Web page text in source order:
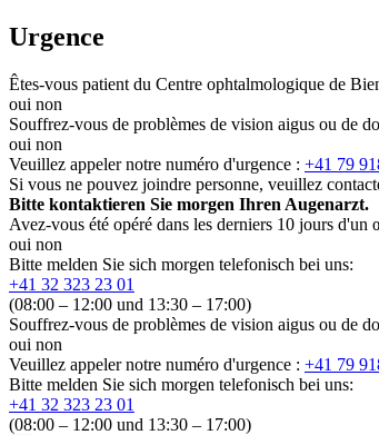
Urgence
Êtes-vous patient du Centre ophtalmologique de
oui non
Souffrez-vous de problèmes de vision aigus ou de
oui non
Veuillez appeler notre numéro d'urgence : +41 79
Si vous ne pouvez joindre personne, veuillez
Bitte kontaktieren Sie morgen Ihren Augenarzt.
Avez-vous été opéré dans les derniers 10 jours d'un
oui non
Bitte melden Sie sich morgen telefonisch bei uns:
+41 32 323 23 01
(08:00 – 12:00 und 13:30 – 17:00)
Souffrez-vous de problèmes de vision aigus ou de
oui non
Veuillez appeler notre numéro d'urgence : +41 79
Bitte melden Sie sich morgen telefonisch bei uns:
+41 32 323 23 01
(08:00 – 12:00 und 13:30 – 17:00)